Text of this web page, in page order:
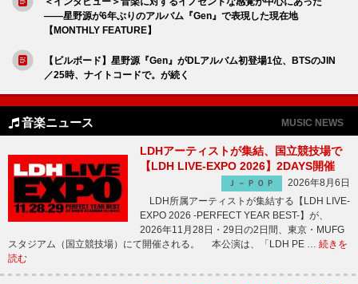
――星野源が6年ぶりのアルバム『Gen』で表現した現在地
【MONTHLY FEATURE】
【ビルボード】星野源『Gen』がDLアルバム初登場1位、BTSのJIN
／25時、ナイトコードで。が続く
音楽ニュース MUSIC NEWS
LDHアーティストが集結、国立競技場で
【LDH LIVE-EXPO 2026】2DAYS開催
Ｊ－ＰＯＰ
2026年8月6日
LDH所属アーティストが集結する【LDH LIVE-
EXPO 2026 -PERFECT YEAR BEST-】が、
2026年11月28日・29日の2日間、東京・MUFG
スタジアム（国立競技場）にて開催される。 本公演は、「LDH PE … 続きを
読む